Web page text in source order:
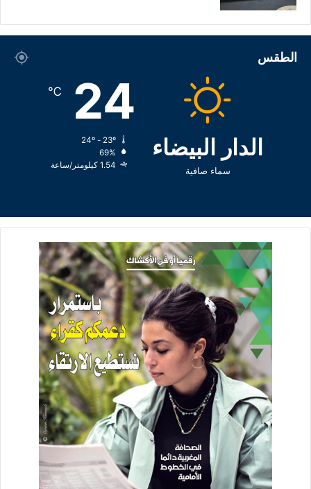
الطقس
الدار البيضاء
سماء صافية
24
℃
69%
1.54 كيلومتر/ساعة